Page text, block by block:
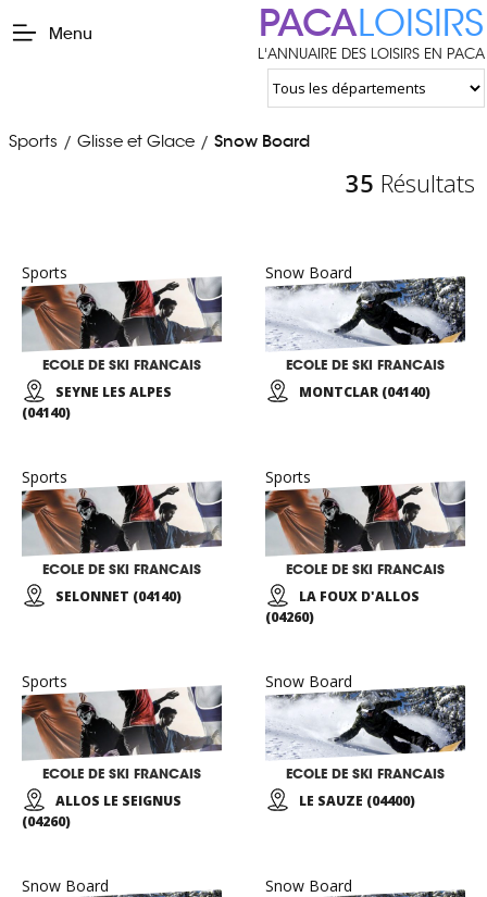
Menu PACALOISIRS
L'ANNUAIRE DES LOISIRS EN PACA
Sports / Glisse et Glace / Snow Board
35 Résultats
Sports
ECOLE DE SKI FRANCAIS
SEYNE LES ALPES
(04140)
Snow Board
ECOLE DE SKI FRANCAIS
MONTCLAR (04140)
Sports
ECOLE DE SKI FRANCAIS
SELONNET (04140)
Sports
ECOLE DE SKI FRANCAIS
LA FOUX D'ALLOS
(04260)
Sports
ECOLE DE SKI FRANCAIS
ALLOS LE SEIGNUS
(04260)
Snow Board
ECOLE DE SKI FRANCAIS
LE SAUZE (04400)
Snow Board Snow Board